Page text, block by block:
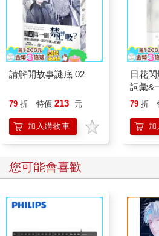
請解開故事謎底 02
79 折 特價 213 元
加入購物車
日花
詞彙&
79 折
加
您可能會喜歡